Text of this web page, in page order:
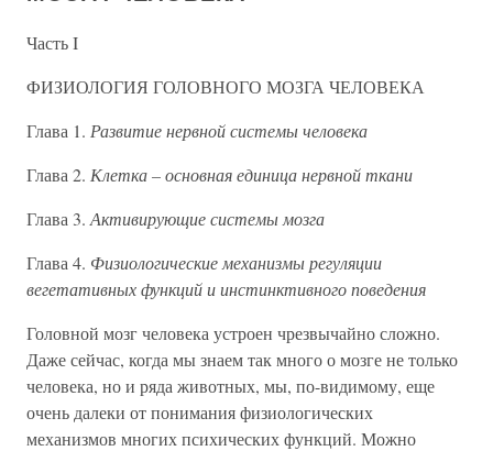
Часть I
ФИЗИОЛОГИЯ ГОЛОВНОГО МОЗГА ЧЕЛОВЕКА
Глава 1. Развитие нервной системы человека
Глава 2. Клетка – основная единица нервной ткани
Глава 3. Активирующие системы мозга
Глава 4. Физиологические механизмы регуляции
вегетативных функций и инстинктивного поведения
Головной мозг человека устроен чрезвычайно сложно.
Даже сейчас, когда мы знаем так много о мозге не только
человека, но и ряда животных, мы, по-видимому, еще
очень далеки от понимания физиологических
механизмов многих психических функций. Можно